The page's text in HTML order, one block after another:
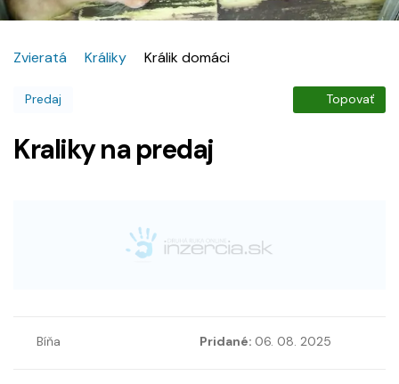
Zvieratá Králiky Králik domáci
Predaj Topovať
Kraliky na predaj
Bíňa Pridané: 06. 08. 2025